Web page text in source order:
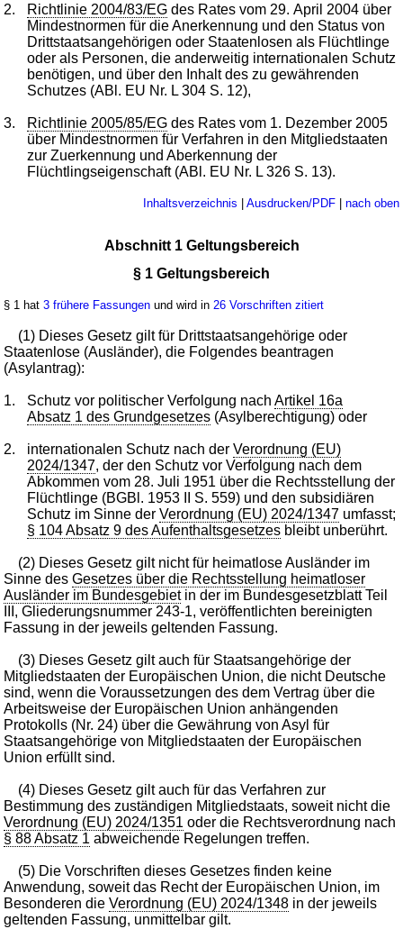
2. Richtlinie 2004/83/EG des Rates vom 29. April 2004 über
Mindestnormen für die Anerkennung und den Status von
Drittstaatsangehörigen oder Staatenlosen als Flüchtlinge
oder als Personen, die anderweitig internationalen Schutz
benötigen, und über den Inhalt des zu gewährenden
Schutzes (ABl. EU Nr. L 304 S. 12),
3. Richtlinie 2005/85/EG des Rates vom 1. Dezember 2005
über Mindestnormen für Verfahren in den Mitgliedstaaten
zur Zuerkennung und Aberkennung der
Flüchtlingseigenschaft (ABl. EU Nr. L 326 S. 13).
Inhaltsverzeichnis | Ausdrucken/PDF| nach oben
Abschnitt 1 Geltungsbereich
§ 1 Geltungsbereich
§ 1 hat3 frühere Fassungen und wird in26 Vorschriften zitiert
(1) Dieses Gesetz gilt für Drittstaatsangehörige oder
Staatenlose (Ausländer), die Folgendes beantragen
(Asylantrag):
1. Schutz vor politischer Verfolgung nachArtikel 16a
Absatz 1 des Grundgesetzes (Asylberechtigung) oder
2. internationalen Schutz nach derVerordnung (EU)
2024/1347, der den Schutz vor Verfolgung nach dem
Abkommen vom 28. Juli 1951 über die Rechtsstellung der
Flüchtlinge (BGBl. 1953 II S. 559) und den subsidiären
Schutz im Sinne derVerordnung (EU) 2024/1347 umfasst;
§ 104 Absatz 9 des Aufenthaltsgesetzes bleibt unberührt.
(2) Dieses Gesetz gilt nicht für heimatlose Ausländer im
Sinne desGesetzes über die Rechtsstellung heimatloser
Ausländer im Bundesgebietin der im Bundesgesetzblatt Teil
III, Gliederungsnummer 243-1, veröffentlichten bereinigten
Fassung in der jeweils geltenden Fassung.
(3) Dieses Gesetz gilt auch für Staatsangehörige der
Mitgliedstaaten der Europäischen Union, die nicht Deutsche
sind, wenn die Voraussetzungen des dem Vertrag über die
Arbeitsweise der Europäischen Union anhängenden
Protokolls (Nr. 24) über die Gewährung von Asyl für
Staatsangehörige von Mitgliedstaaten der Europäischen
Union erfüllt sind.
(4) Dieses Gesetz gilt auch für das Verfahren zur
Bestimmung des zuständigen Mitgliedstaats, soweit nicht die
Verordnung (EU) 2024/1351 oder die Rechtsverordnung nach
§ 88 Absatz 1 abweichende Regelungen treffen.
(5) Die Vorschriften dieses Gesetzes finden keine
Anwendung, soweit das Recht der Europäischen Union, im
Besonderen dieVerordnung (EU) 2024/1348 in der jeweils
geltenden Fassung, unmittelbar gilt.